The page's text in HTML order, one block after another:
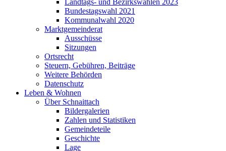
Landtags- und Bezirkswahlen 2023
Bundestagswahl 2021
Kommunalwahl 2020
Marktgemeinderat
Ausschüsse
Sitzungen
Ortsrecht
Steuern, Gebühren, Beiträge
Weitere Behörden
Datenschutz
Leben & Wohnen
Über Schnaittach
Bildergalerien
Zahlen und Statistiken
Gemeindeteile
Geschichte
Lage